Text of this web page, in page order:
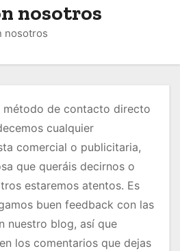
nosotros
nosotros
método de contacto directo
cualquier
comercial o publicitaria,
que queráis decirnos o
estaremos atentos. Es
buen feedback con las
nuestro blog, así que
los comentarios que dejas